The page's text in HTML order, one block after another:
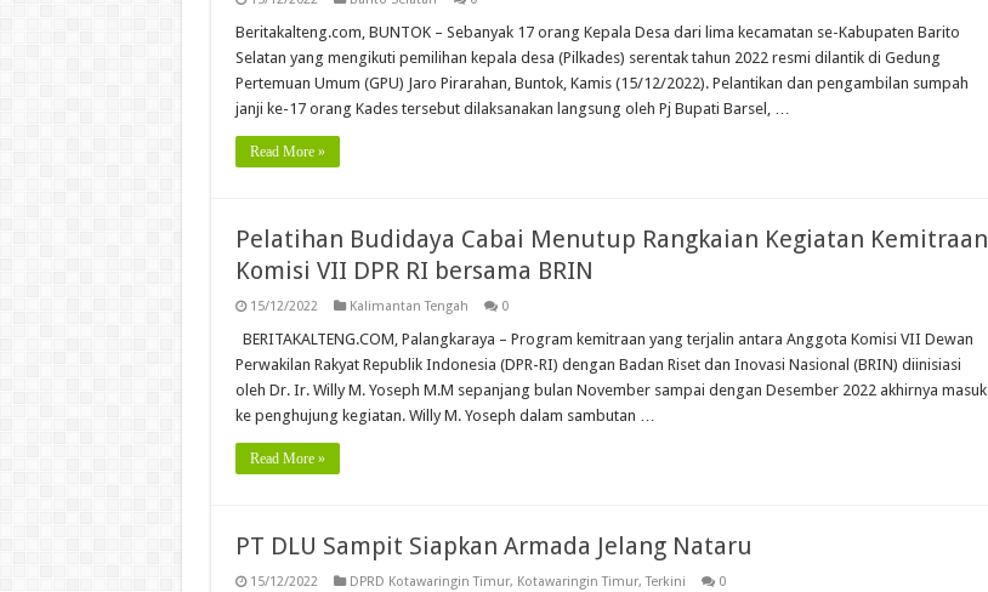
Beritakalteng.com, BUNTOK – Sebanyak 17 orang Kepala Desa dari lima kecamatan se-Kabupaten Barito
Selatan yang mengikuti pemilihan kepala desa (Pilkades) serentak tahun 2022 resmi dilantik di Gedung
Pertemuan Umum (GPU) Jaro Pirarahan, Buntok, Kamis (15/12/2022). Pelantikan dan pengambilan sumpah
janji ke-17 orang Kades tersebut dilaksanakan langsung oleh Pj Bupati Barsel, …
Read More »
Pelatihan Budidaya Cabai Menutup Rangkaian Kegiatan Kemitraan
Komisi VII DPR RI bersama BRIN
15/12/2022 Kalimantan Tengah 0
BERITAKALTENG.COM, Palangkaraya – Program kemitraan yang terjalin antara Anggota Komisi VII Dewan
Perwakilan Rakyat Republik Indonesia (DPR-RI) dengan Badan Riset dan Inovasi Nasional (BRIN) diinisiasi
oleh Dr. Ir. Willy M. Yoseph M.M sepanjang bulan November sampai dengan Desember 2022 akhirnya masuk
ke penghujung kegiatan. Willy M. Yoseph dalam sambutan …
Read More »
PT DLU Sampit Siapkan Armada Jelang Nataru
15/12/2022 DPRD Kotawaringin Timur, Kotawaringin Timur,Terkini 0